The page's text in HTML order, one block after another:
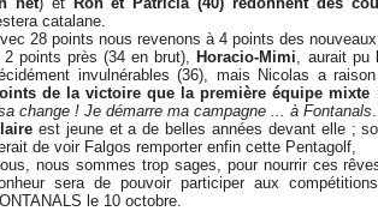
catalane.
28 points nous revenons à 4 points des
2 points près (34 en brut),
Horacio-Mimi , aurait
invulnérables (36), mais Nicolas a
de la victoire que la première équipe mixte
change ! Je démarre ma campagne ... à Fontanals
est jeune et a de belles années devant elle ;
de voir Falgos remporter enfin cette Pentagolf,
nous sommes trop sages, pour nourrir ces
sera de pouvoir participer aux
le 10 octobre.